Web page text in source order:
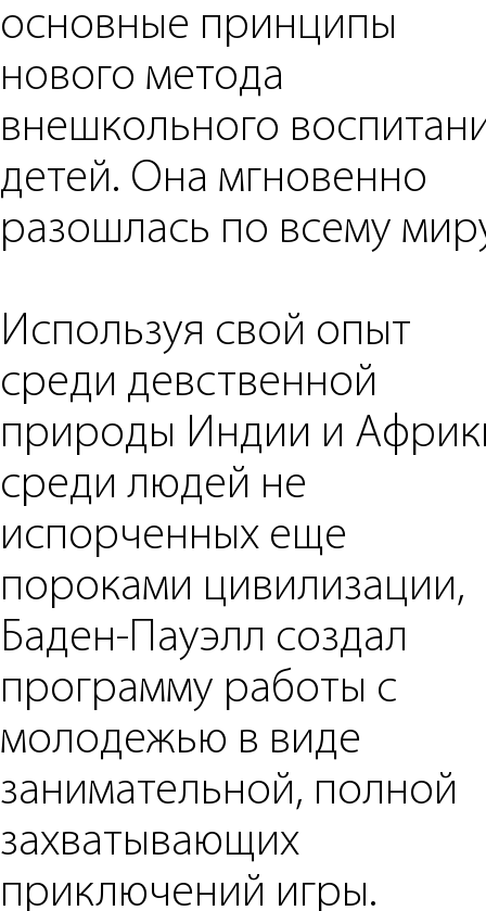
основные принципы
нового метода
внешкольного
детей. Она мгновенно
разошлась по всему
Используя свой опыт
среди девственной
природы Индии и
среди людей не
испорченных еще
пороками цивилизации,
Баден-Пауэлл создал
программу работы с
молодежью в виде
занимательной, полной
захватывающих
приключений игры.